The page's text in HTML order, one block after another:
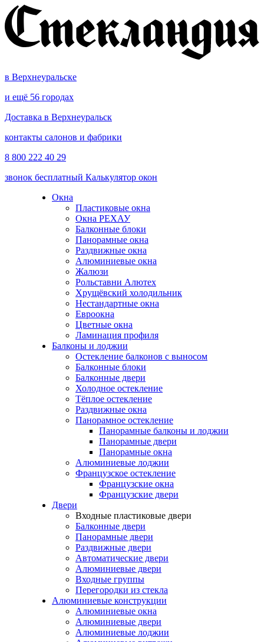
в Верхнеуральске
и ещё 56 городах
Доставка в Верхнеуральск
контакты салонов и фабрики
8 800 222 40 29
звонок бесплатный Калькулятор окон
Окна
Пластиковые окна
Окна РЕХАУ
Балконные блоки
Панорамные окна
Раздвижные окна
Алюминиевые окна
Жалюзи
Рольставни Алютех
Хрущёвский холодильник
Нестандартные окна
Евроокна
Цветные окна
Ламинация профиля
Балконы и лоджии
Остекление балконов с выносом
Балконные блоки
Балконные двери
Холодное остекление
Тёплое остекление
Раздвижные окна
Панорамное остекление
Панорамные балконы и лоджии
Панорамные двери
Панорамные окна
Алюминиевые лоджии
Французское остекление
Французские окна
Французские двери
Двери
Входные пластиковые двери
Балконные двери
Панорамные двери
Раздвижные двери
Автоматические двери
Алюминиевые двери
Входные группы
Перегородки из стекла
Алюминиевые конструкции
Алюминиевые окна
Алюминиевые двери
Алюминиевые лоджии